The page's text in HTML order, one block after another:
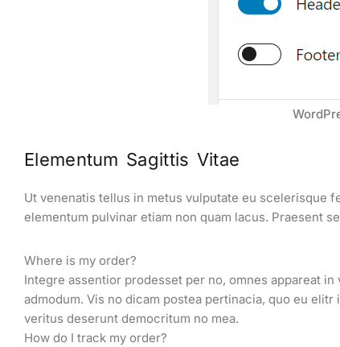
Elementum Sagittis Vitae
Ut venenatis tellus in metus vulputate eu scelerisque
elementum pulvinar etiam non quam lacus. Praesent
Where is my order?
Integre assentior prodesset per no, omnes appareat
admodum. Vis no dicam postea pertinacia, quo eu
veritus deserunt democritum no mea.
How do I track my order?